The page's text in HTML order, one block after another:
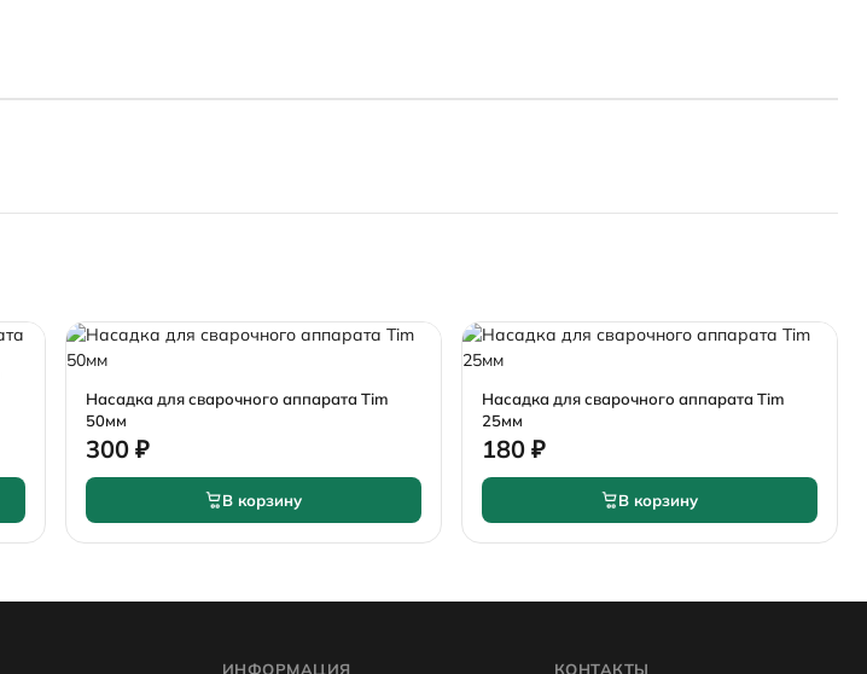
Насадка для сварочного аппарата Tim
50мм
300 ₽
В корзину
Насадка для сварочного аппарата Tim
25мм
180 ₽
В корзину
ИНФОРМАЦИЯ КОНТАКТЫ